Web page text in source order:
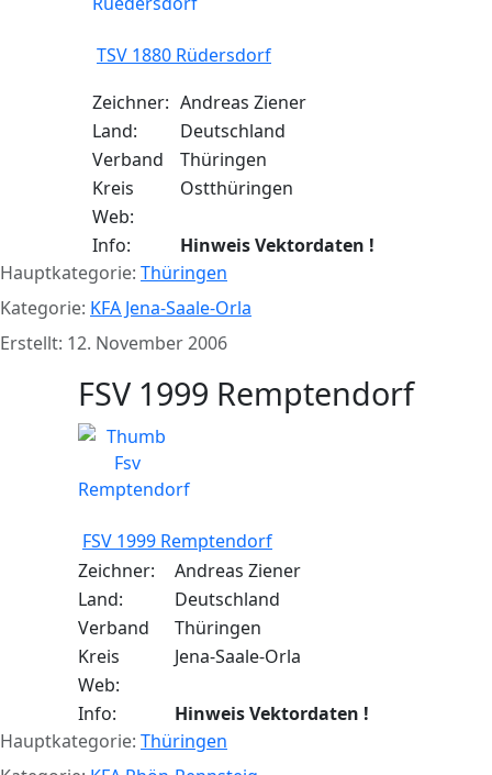
TSV 1880 Rüdersdorf
Zeichner: Andreas Ziener
Land:
Deutschland
Verband
Thüringen
Kreis
Ostthüringen
Web:
Info:
Hinweis Vektordaten !
Hauptkategorie: Thüringen
Kategorie: KFA Jena-Saale-Orla
Erstellt: 12. November 2006
FSV 1999 Remptendorf
FSV 1999 Remptendorf
Zeichner:
Andreas Ziener
Land:
Deutschland
Verband
Thüringen
Kreis
Jena-Saale-Orla
Web:
Info:
Hinweis Vektordaten !
Hauptkategorie: Thüringen